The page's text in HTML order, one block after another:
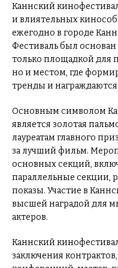
Каннский
и влиятельных
ежегодно в городе
Фестиваль был основан
только площадкой для
но и местом, где
тренды и
Основным символом
является золотая
лауреатам главного
за лучший фильм.
основных секций,
параллельные секции,
показы. Участие в
высшей наградой для
актеров.
Каннский
заключения